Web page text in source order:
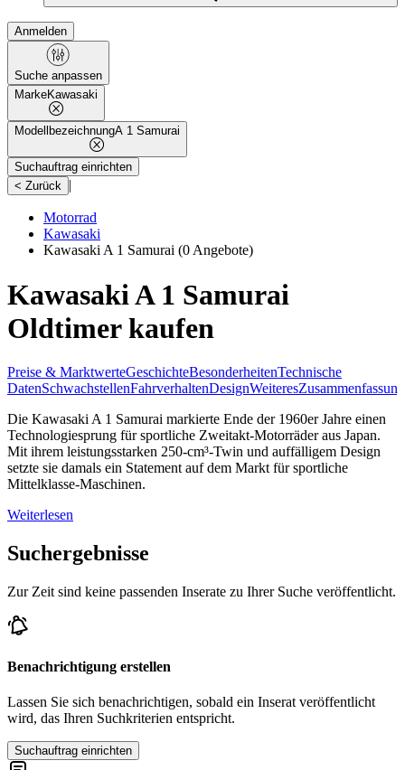
Anmelden
Suche anpassen
MarkeKawasaki
ModellbezeichnungA 1 Samurai
Suchauftrag einrichten
< Zurück |
Motorrad
Kawasaki
Kawasaki A 1 Samurai (0 Angebote)
Kawasaki A 1 Samurai
Oldtimer kaufen
Preise & MarktwerteGeschichteBesonderheitenTechnische
DatenSchwachstellenFahrverhaltenDesignWeiteresZusammenfassung
Die Kawasaki A 1 Samurai markierte Ende der 1960er Jahre einen
Technologiesprung für sportliche Zweitakt-Motorräder aus Japan.
Mit ihrem leistungsstarken 250-cm³-Twin und auffälligem Design
setzte sie damals ein Statement auf dem Markt für sportliche
Mittelklasse-Maschinen.
Weiterlesen
Suchergebnisse
Zur Zeit sind keine passenden Inserate zu Ihrer Suche veröffentlicht.
Benachrichtigung erstellen
Lassen Sie sich benachrichtigen, sobald ein Inserat veröffentlicht
wird, das Ihren Suchkriterien entspricht.
Suchauftrag einrichten